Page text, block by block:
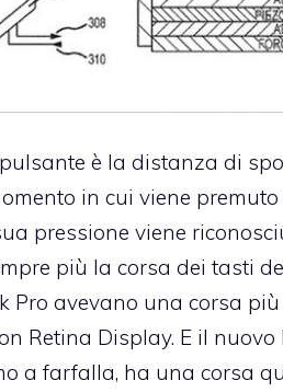
è la distanza di
in cui viene
pressione viene
più la corsa dei tasti
Pro avevano una corsa
Retina Display. E il nuovo
a farfalla, ha una corsa